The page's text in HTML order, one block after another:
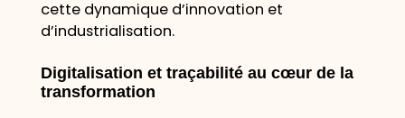
cette dynamique d’innovation et
d’industrialisation.
Digitalisation et traçabilité au cœur de la
transformation